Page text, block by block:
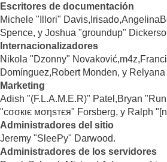
Escritores de documentación
Michele "Illori"
Spence, y Joshua "groundup"
Internacionalizadores
Nikola "Dzonny"
Domínguez,Robert Monden, y Relyana
Marketing
Adish "(F.L.A.M.E.R)" Patel,Bryan
"cσσкιє мσηѕтєя" Forsberg, y Ralph
Administradores del sitio
Jeremy "SleePy" Darwood.
Administradores de los servidores